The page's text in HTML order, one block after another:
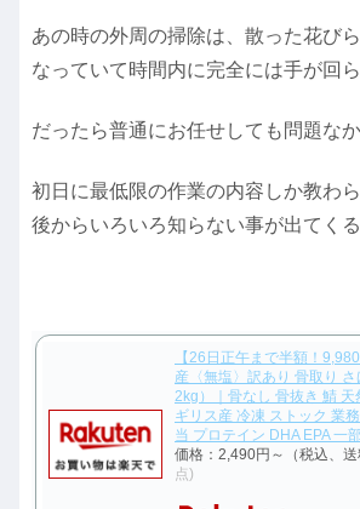
あの時の外周の掃除は、散った花び
なっていて時間内に完全には手が回ら
だったら普通にお任せしても問題な
初日に最低限の作業の内容しか教わ
後からいろいろ知らない事が出てくる
【26日正午まで半額！
産〈無塩〉訳あり 骨取り さ
2kg）｜骨なし 骨抜き 鯖 天
ギリス産 冷凍 ストック 業
当 プロテイン DHA EPA 一
価格：2,490円～（税込、
点)